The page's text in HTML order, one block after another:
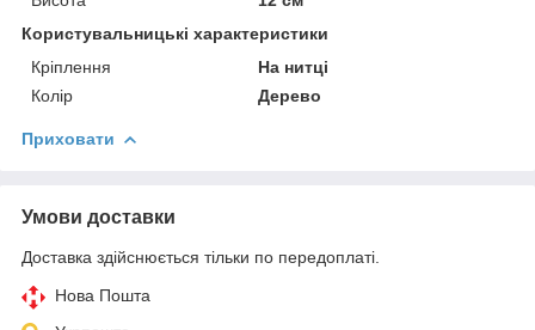
Користувальницькі характеристики
Кріплення
На нитці
Колір
Дерево
Приховати
Умови доставки
Доставка здійснюється тільки по передоплаті.
Нова Пошта